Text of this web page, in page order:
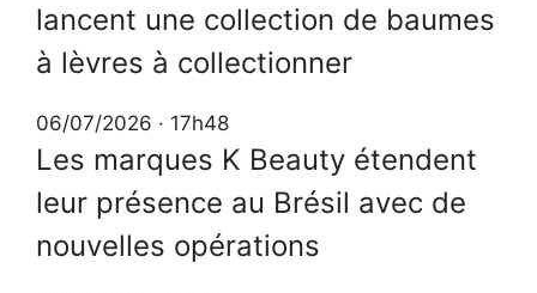
lancent une collection de baumes
à lèvres à collectionner
06/07/2026 · 17h48
Les marques K Beauty étendent
leur présence au Brésil avec de
nouvelles opérations